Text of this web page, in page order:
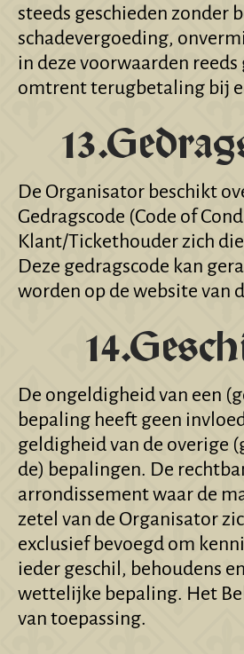
steeds geschieden zonder
schadevergoeding,
in deze voorwaarden
omtrent terugbetaling bij
De Organisator beschikt
Gedragscode (Code of
Klant/Tickethouder zich
Deze gedragscode kan
worden op de website van
De ongeldigheid van een
bepaling heeft geen
geldigheid van de overige
de) bepalingen. De
arrondissement waar de
zetel van de Organisator
exclusief bevoegd om
ieder geschil, behoudens
wettelijke bepaling. Het
van toepassing.